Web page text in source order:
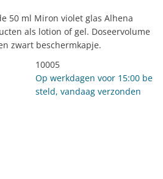
50 ml Miron violet glas Alhena
als lotion of gel. Doseervolume
zwart beschermkapje.
10005
Op werkdagen voor 15:00 be
steld, vandaag verzonden